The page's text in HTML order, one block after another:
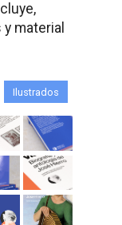
material
Ilustrados